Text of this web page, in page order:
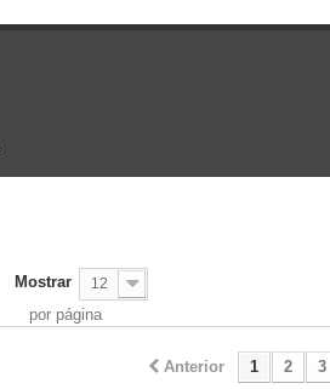
Mostrar 12
por página
Anterior 1 2 3